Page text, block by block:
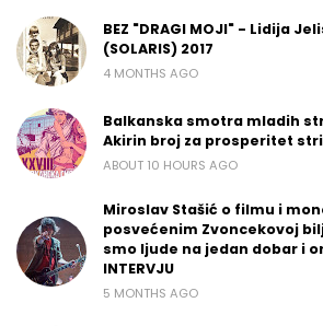
BEZ "DRAGI MOJI" - Lidija
(SOLARIS) 2017
4 MONTHS AGO
Balkanska smotra mladih
Akirin broj za prosperitet
ABOUT 10 HOURS AGO
Miroslav Stašić o filmu i
posvećenim Zvoncekovoj
smo ljude na jedan dobar i
INTERVJU
5 MONTHS AGO